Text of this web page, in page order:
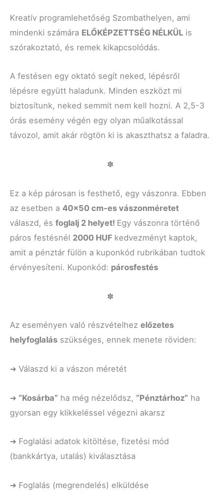
Kreatív programlehetőség Szombathelyen, ami
mindenki számára ELŐKÉPZETTSÉG NÉLKÜL is
szórakoztató, és remek kikapcsolódás.
A festésen egy oktató segít neked, lépésről
lépésre együtt haladunk. Minden eszközt mi
biztosítunk, neked semmit nem kell hozni. A 2,5-3
órás esemény végén egy olyan műalkotással
távozol, amit akár rögtön ki is akaszthatsz a faladra.
✽
Ez a kép párosan is festhető, egy vászonra. Ebben
az esetben a 40×50 cm-es vászonméretet
válaszd, és foglalj 2 helyet! Egy vászonra történő
páros festésnél 2000 HUF kedvezményt kaptok,
amit a pénztár fülön a kuponkód rubrikában tudtok
érvényesíteni. Kuponkód: párosfestés
✽
Az eseményen való részvételhez előzetes
helyfoglalás szükséges, ennek menete röviden:
➜ Válaszd ki a vászon méretét
➜ “Kosárba” ha még nézelődsz, “Pénztárhoz” ha
gyorsan egy klikkeléssel végezni akarsz
➜ Foglalási adatok kitöltése, fizetési mód
(bankkártya, utalás) kiválasztása
➜ Foglalás (megrendelés) elküldése